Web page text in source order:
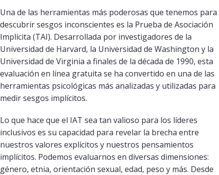
Una de las herramientas más poderosas que tenemos para
descubrir sesgos inconscientes es la Prueba de Asociación
Implícita (TAI). Desarrollada por investigadores de la
Universidad de Harvard, la Universidad de Washington y la
Universidad de Virginia a finales de la década de 1990, esta
evaluación en línea gratuita se ha convertido en una de las
herramientas psicológicas más analizadas y utilizadas para
medir sesgos implícitos.
Lo que hace que el IAT sea tan valioso para los líderes
inclusivos es su capacidad para revelar la brecha entre
nuestros valores explícitos y nuestros pensamientos
implícitos. Podemos evaluarnos en diversas dimensiones:
género, etnia, orientación sexual, edad, peso y más. Desde